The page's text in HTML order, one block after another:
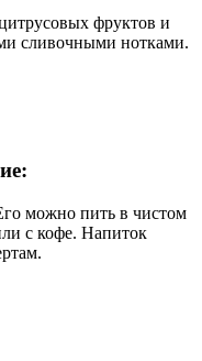
фруктов и
сливочными нотками.
можно пить в чистом
с кофе. Напиток